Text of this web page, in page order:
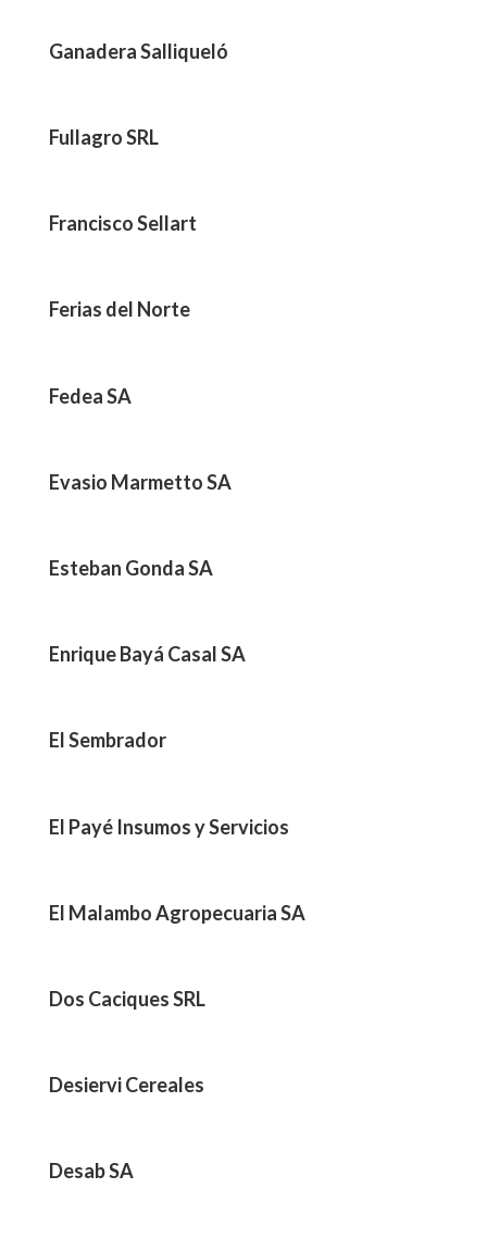
Ganadera Salliqueló
Fullagro SRL
Francisco Sellart
Ferias del Norte
Fedea SA
Evasio Marmetto SA
Esteban Gonda SA
Enrique Bayá Casal SA
El Sembrador
El Payé Insumos y Servicios
El Malambo Agropecuaria SA
Dos Caciques SRL
Desiervi Cereales
Desab SA